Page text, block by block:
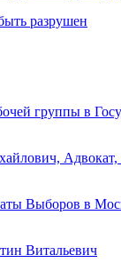
разрушен
группы в
Адвокат,
Выборов в
Витальевич